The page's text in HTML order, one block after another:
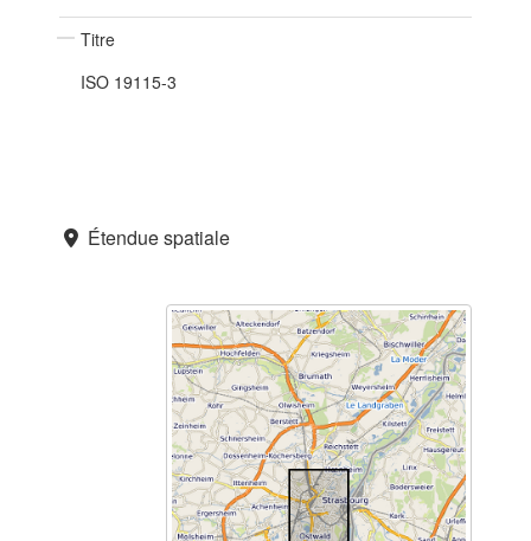
Titre
ISO 19115-3
Étendue spatiale